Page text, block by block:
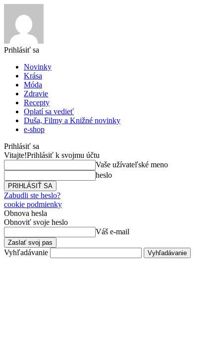
Prihlásiť sa
Novinky
Krása
Móda
Zdravie
Recepty
Oplatí sa vedieť
Duša, Filmy a Knižné novinky
e-shop
Prihlásiť sa
Vitajte!Prihlásiť k svojmu účtu
Vaše užívateľské meno
heslo
Zabudli ste heslo?
cookie podmienky
Obnova hesla
Obnoviť svoje heslo
Váš e-mail
Vyhľadávanie